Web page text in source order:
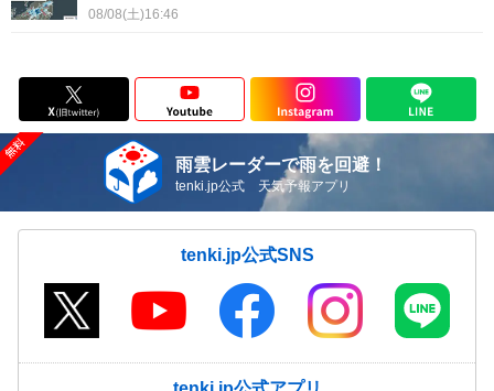
08/08(土)16:46
雨雲レーダーで雨を回避！
tenki.jp公式 天気予報アプリ
tenki.jp公式SNS